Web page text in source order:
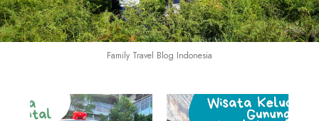
Family Travel Blog Indonesia